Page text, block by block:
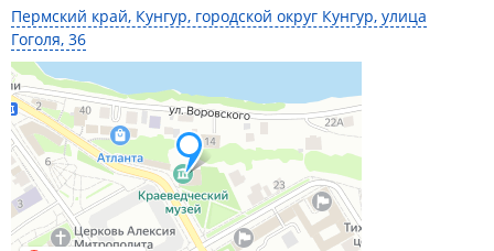
Пермский край, Кунгур, городской округ Кунгур, улица
Гоголя, 36